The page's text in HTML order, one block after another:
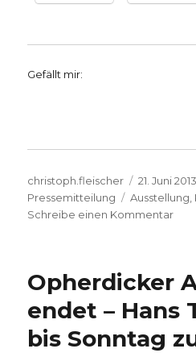
Gefällt mir:
Autor
christoph.fleischer
am
21. Juni 2013
Pressemitteilung
Ausstellung
Schreibe einen Kommentarzu
Buß
in
Opherdicker
endet – Hans
bis Sonntag